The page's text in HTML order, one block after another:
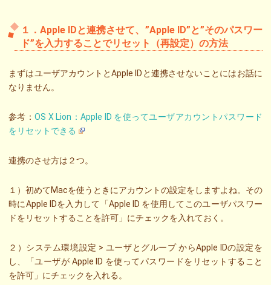
１．Apple IDと連携させて、”Apple ID”と”そのパスワー
ド”を入力することでリセット（再設定）の方法
まずはユーザアカウントとApple IDと連携させないことにはお話に
なりません。
参考：OS X Lion：Apple ID を使ってユーザアカウントパスワード
をリセットできる
連携のさせ方は２つ。
１）初めてMacを使うときにアカウントの設定をしますよね。その
時にApple IDを入力して「Apple ID を使用してこのユーザパスワー
ドをリセットすることを許可」にチェックを入れておく。
２）システム環境設定 > ユーザとグループ からApple IDの設定を
し、「ユーザが Apple ID を使ってパスワードをリセットすること
を許可」にチェックを入れる。